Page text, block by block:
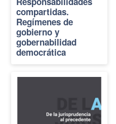
compartidas.
Regímenes de
gobierno y
gobernabilidad
democrática